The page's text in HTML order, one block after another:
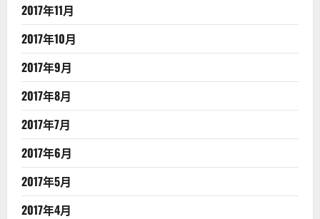
2017年11月
2017年10月
2017年9月
2017年8月
2017年7月
2017年6月
2017年5月
2017年4月